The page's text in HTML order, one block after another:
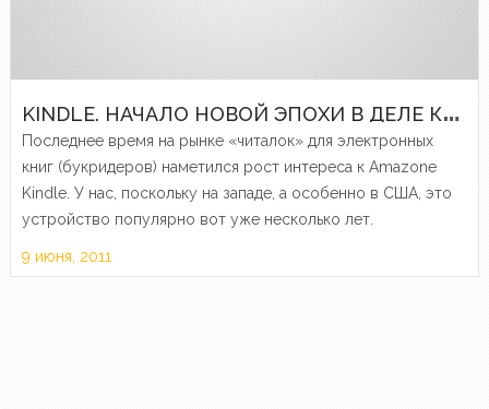
K
INDLE. НАЧАЛО НОВОЙ ЭПОХИ В ДЕЛЕ КНИГОПЕЧАТАНИЯ
Последнее время на рынке «читалок» для электронных
книг (букридеров) наметился рост интереса к Amazone
Kindle. У нас, поскольку на западе, а особенно в США, это
устройство популярно вот уже несколько лет.
9 июня, 2011